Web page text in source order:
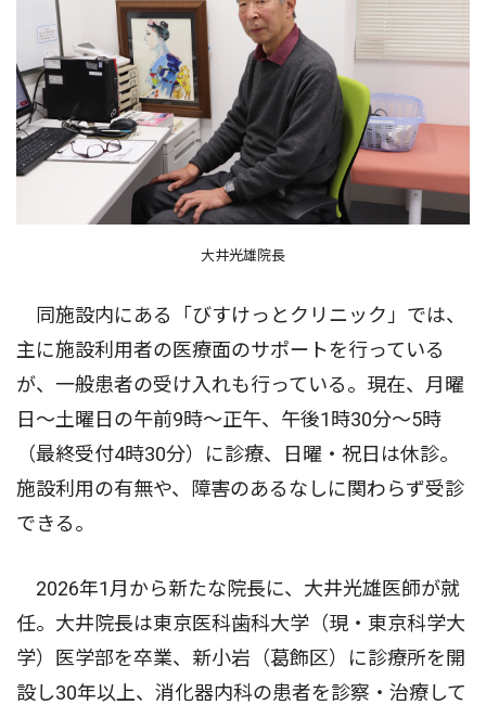
大井光雄院長
同施設内にある「びすけっとクリニック」では、
主に施設利用者の医療面のサポートを行っている
が、一般患者の受け入れも行っている。現在、月曜
日～土曜日の午前9時～正午、午後1時30分～5時
（最終受付4時30分）に診療、日曜・祝日は休診。
施設利用の有無や、障害のあるなしに関わらず受診
できる。
2026年1月から新たな院長に、大井光雄医師が就
任。大井院長は東京医科歯科大学（現・東京科学大
学）医学部を卒業、新小岩（葛飾区）に診療所を開
設し30年以上、消化器内科の患者を診察・治療して